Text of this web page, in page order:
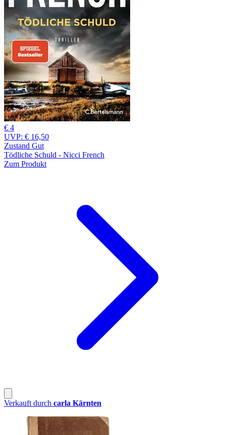
€ 4
UVP: € 16,50
Zustand Gut
Tödliche Schuld - Nicci French
Zum Produkt
Verkauft durch carla Kärnten